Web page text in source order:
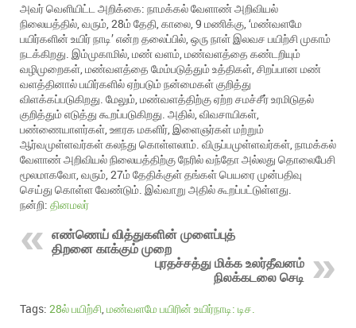
அவர் வெளியிட்ட அறிக்கை: நாமக்கல் வேளாண் அறிவியல்
நிலையத்தில், வரும், 28ம் தேதி, காலை, 9 மணிக்கு, ‘மண்வளமே
பயிர்களின் உயிர் நாடி’ என்ற தலைப்பில், ஒரு நாள் இலவச பயிற்சி முகாம்
நடக்கிறது. இம்முகாமில், மண் வளம், மண்வளத்தை கண்டறியும்
வழிமுறைகள், மண்வளத்தை மேம்படுத்தும் உத்திகள், சிறப்பான மண்
வளத்தினால் பயிர்களில் ஏற்படும் நன்மைகள் குறித்து
விளக்கப்படுகிறது. மேலும், மண்வளத்திற்கு ஏற்ற சமச்சீர் உரமிடுதல்
குறித்தும் எடுத்து கூறப்படுகிறது. அதில், விவசாயிகள்,
பண்ணையாளர்கள், ஊரக மகளிர், இளைஞர்கள் மற்றும்
ஆர்வமுள்ளவர்கள் கலந்து கொள்ளலாம். விருப்பமுள்ளவர்கள், நாமக்கல்
வேளாண் அறிவியல் நிலையத்திற்கு நேரில் வந்தோ அல்லது தொலைபேசி
மூலமாகவோ, வரும், 27ம் தேதிக்குள் தங்கள் பெயரை முன்பதிவு
செய்து கொள்ள வேண்டும். இவ்வாறு அதில் கூறப்பட்டுள்ளது.
நன்றி: தினமலர்
எண்ணெய் வித்துகளின் முளைப்புத்
திறனை காக்கும் முறை
புரதச்சத்து மிக்க உலர்தீவனம்
நிலக்கடலை செடி
Tags: 28ல் பயிற்சி,மண்வளமே பயிரின் உயிர்நாடி: டிச.